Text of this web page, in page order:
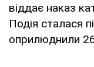
віддає наказ
Подія сталася
оприлюднили